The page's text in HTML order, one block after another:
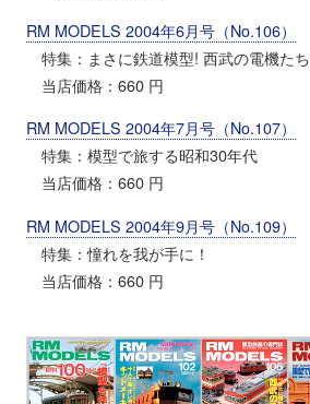
RM MODELS 2004年6月号（No.106）
特集：まさに鉄道模型! 西武の電機たち
当店価格：660 円
RM MODELS 2004年7月号（No.107）
特集：模型で旅する昭和30年代
当店価格：660 円
RM MODELS 2004年9月号（No.109）
特集：憧れを我が手に！
当店価格：660 円